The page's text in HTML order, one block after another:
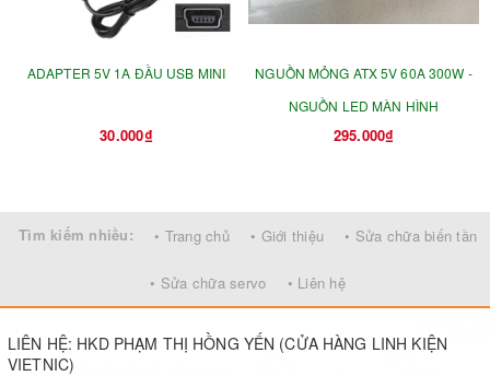
ADAPTER 5V 1A ĐẦU USB MINI
30.000₫
NGUỒN MỎNG ATX 5V 60A 300W -
NGUỒN LED MÀN HÌNH
295.000₫
Tìm kiếm nhiều: • Trang chủ • Giới thiệu • Sửa chữa biến tần
• Sửa chữa servo • Liên hệ
LIÊN HỆ: HKD PHẠM THỊ HỒNG YẾN (CỬA HÀNG LINH KIỆN
VIETNIC)